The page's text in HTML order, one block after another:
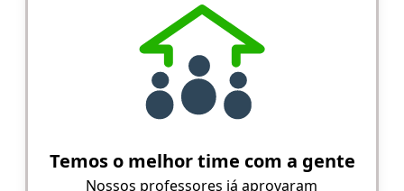
Temos o melhor time com a gente
Nossos professores já aprovaram